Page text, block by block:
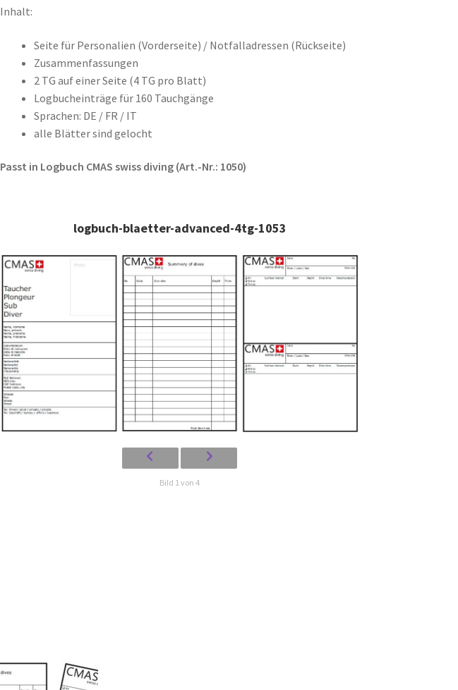
Inhalt:
Seite für Personalien (Vorderseite) / Notfalladressen (Rückseite)
Zusammenfassungen
2 TG auf einer Seite (4 TG pro Blatt)
Logbucheinträge für 160 Tauchgänge
Sprachen: DE / FR / IT
alle Blätter sind gelocht
Passt in Logbuch CMAS swiss diving (Art.-Nr.: 1050)
logbuch-blaetter-advanced-4tg-1053
Bild 1 von 4